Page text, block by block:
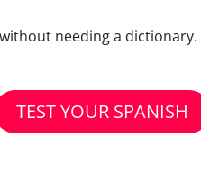
needing a
TEST YOUR SPANISH